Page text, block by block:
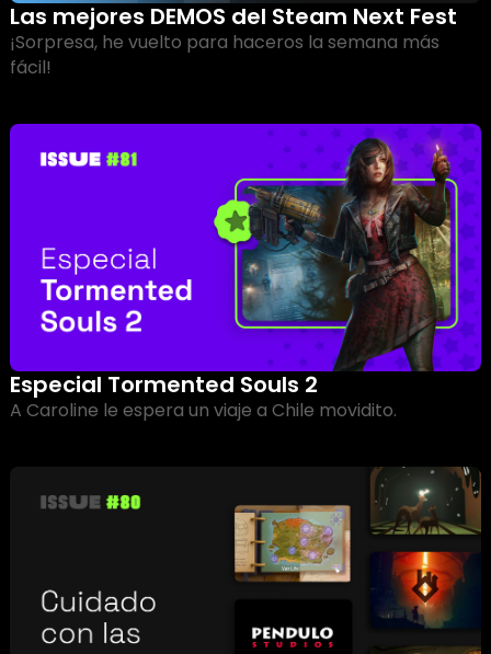
Las mejores DEMOS del Steam Next Fest
¡Sorpresa, he vuelto para haceros la semana más
fácil!
Especial Tormented Souls 2
A Caroline le espera un viaje a Chile movidito.